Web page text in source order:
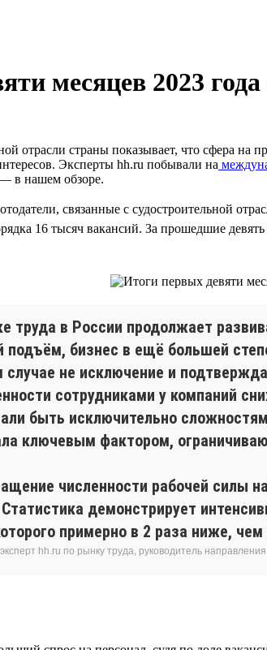
месяцев 2023
отрасли страны показывает, что сфера
Эксперты hh.ru побывали на
в нашем обзоре.
связанные с судостроительной
16 тысяч вакансий. За прошедшие
труда в России продолжает
подъём, бизнес в ещё большей
случае не исключение и
сотрудниками у компаний
быть исключительно
ключевым фактором,
численности рабочей силы
демонстрирует
примерно в 2 раза ниже, чем
hh.ru по рынку труда, руководитель